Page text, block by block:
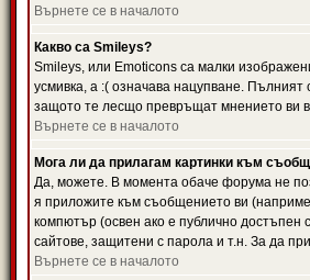
Върнете се в началото
Какво са Smileys?
Smileys, или Emoticons са малки
усмивка, а :( означава нацупване.
защото те лесщо превръщат мнението ви
Върнете се в началото
Мога ли да прилагам картинки към
Да, можете. В момента обаче форума не
я приложите към съобщението ви
компютър (освен ако е публично
сайтове, защитени с парола и т.н. За да
Върнете се в началото